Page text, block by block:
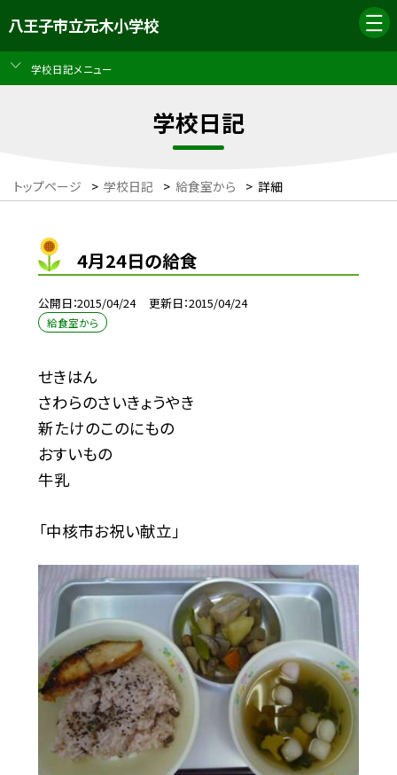
八王子市立元木小学校
学校日記メニュー
学校日記
トップページ > 学校日記 > 給食室から > 詳細
4月24日の給食
公開日 2015/04/24 更新日 2015/04/24
給食室から
せきはん
さわらのさいきょうやき
新たけのこのにもの
おすいもの
牛乳
「中核市お祝い献立」